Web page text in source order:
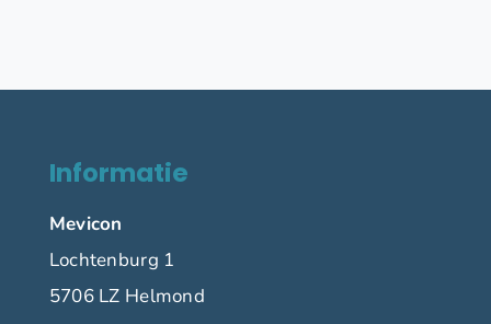
Informatie
Mevicon
Lochtenburg 1
5706 LZ Helmond